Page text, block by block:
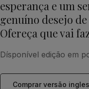
esperança e um
genuíno desejo de
Ofereça que vai
Dísponível edição em
Comprar versão